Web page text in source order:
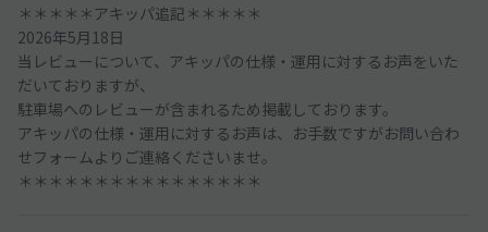
＊＊＊＊＊アキッパ追記＊＊＊＊＊
2026年5月18日
当レビューについて、アキッパの仕様・運用に対するお声をいた
だいておりますが、
駐車場へのレビューが含まれるため掲載しております。
アキッパの仕様・運用に対するお声は、お手数ですがお問い合わ
せフォームよりご連絡くださいませ。
＊＊＊＊＊＊＊＊＊＊＊＊＊＊＊＊